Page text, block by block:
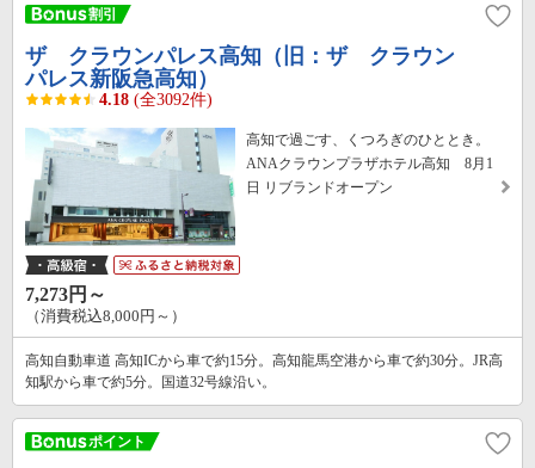
ザ クラウンパレス高知（旧：ザ クラウン
パレス新阪急高知）
4.18 (全3092件)
高知で過ごす、くつろぎのひととき。
ANAクラウンプラザホテル高知 8月1
日 リブランドオープン
7,273円～
（消費税込8,000円～）
高知自動車道 高知ICから車で約15分。高知龍馬空港から車で約30分。JR高
知駅から車で約5分。国道32号線沿い。